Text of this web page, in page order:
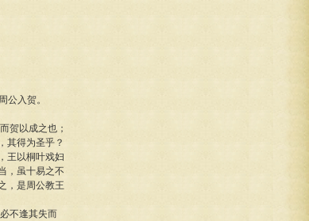
入贺。
贺以成之也；
其得为圣乎？
王以桐叶戏妇
，虽十易之不
，是周公教王
不逢其失而